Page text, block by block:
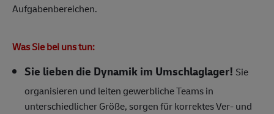
Aufgabenbereichen.
Was Sie bei uns tun:
Sie lieben die Dynamik im Umschlaglager! Sie
organisieren und leiten gewerbliche Teams in
unterschiedlicher Größe, sorgen für korrektes Ver- und